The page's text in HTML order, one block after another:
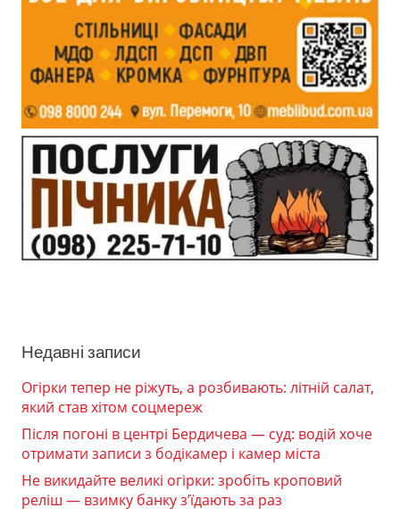
Недавні записи
Огірки тепер не ріжуть, а розбивають: літній салат,
який став хітом соцмереж
Після погоні в центрі Бердичева — суд: водій хоче
отримати записи з бодікамер і камер міста
Не викидайте великі огірки: зробіть кроповий
реліш — взимку банку з’їдають за раз